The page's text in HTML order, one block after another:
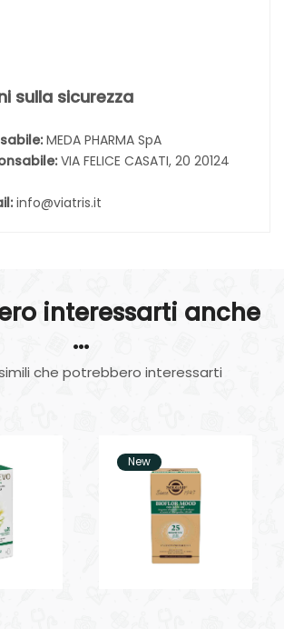
sulla sicurezza
MEDA PHARMA SpA
VIA FELICE CASATI, 20 20124
info@viatris.it
interessarti anche
...
che potrebbero interessarti
New